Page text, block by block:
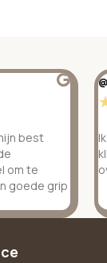
best
om te
goede grip